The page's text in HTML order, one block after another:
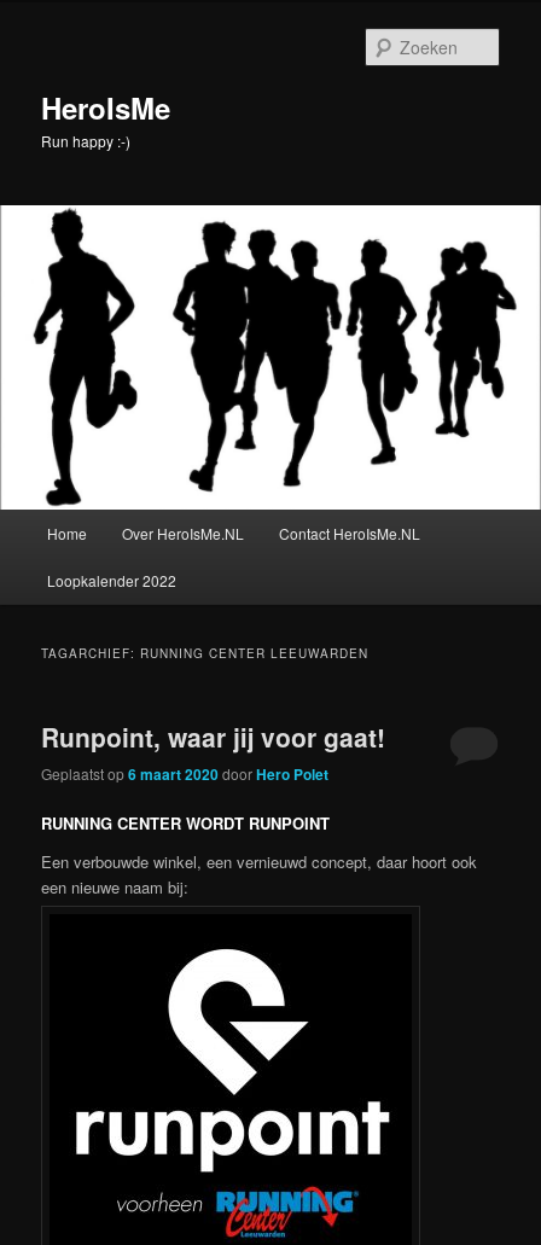
inhoud
inhoudHeroIsMe
Run happy :-)
Home Over HeroIsMe.NL Contact HeroIsMe.NL
Loopkalender 2022
TAGARCHIEF: RUNNING CENTER LEEUWARDEN
Runpoint, waar jij voor gaat!
Geplaatst op6 maart 2020doorHero Polet
RUNNING CENTER WORDT RUNPOINT
Een verbouwde winkel, een vernieuwd concept, daar hoort ook
een nieuwe naam bij: